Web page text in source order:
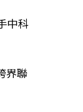
中科
界聯